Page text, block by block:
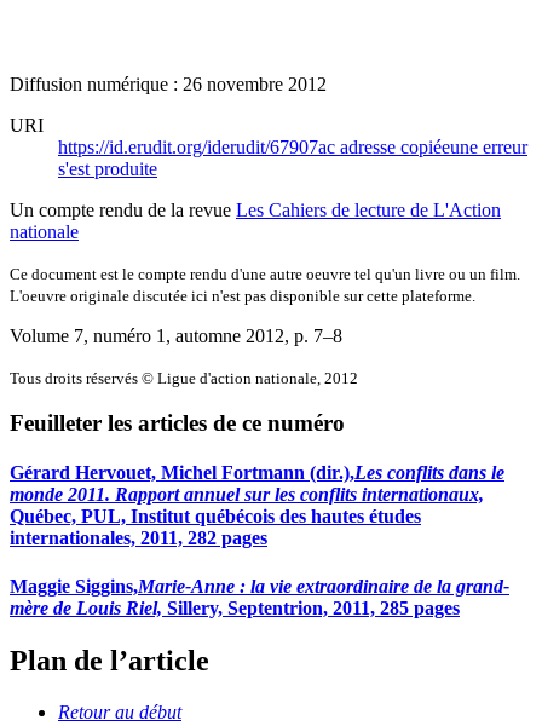
Diffusion numérique : 26 novembre 2012
URI
https://id.erudit.org/iderudit/67907ac adresse copiéeune erreur
s'est produite
Un compte rendu de la revue Les Cahiers de lecture de L'Action
nationale
Ce document est le compte rendu d'une autre oeuvre tel qu'un livre ou un film.
L'oeuvre originale discutée ici n'est pas disponible sur cette plateforme.
Volume 7, numéro 1, automne 2012, p. 7–8
Tous droits réservés © Ligue d'action nationale, 2012
Feuilleter les articles de ce numéro
Gérard Hervouet, Michel Fortmann (dir.),Les conflits dans le
monde 2011. Rapport annuel sur les conflits internationaux,
Québec, PUL, Institut québécois des hautes études
internationales, 2011, 282 pages
Maggie Siggins,Marie-Anne : la vie extraordinaire de la grand-
mère de Louis Riel, Sillery, Septentrion, 2011, 285 pages
Plan de l’article
Retour au début